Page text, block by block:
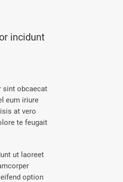
incidunt
sint obcaecat
eum iriure
at vero
te feugait
ut laoreet
option